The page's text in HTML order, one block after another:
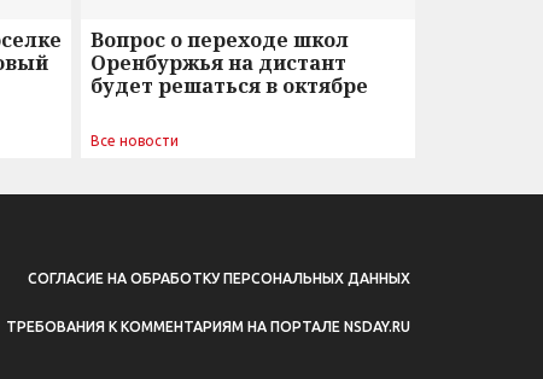
Вопрос о переходе школ
Оренбуржья на дистант
будет решаться в октябре
Все новости
СОГЛАСИЕ НА ОБРАБОТКУ ПЕРСОНАЛЬНЫХ ДАННЫХ
ТРЕБОВАНИЯ К КОММЕНТАРИЯМ НА ПОРТАЛЕ NSDAY.RU